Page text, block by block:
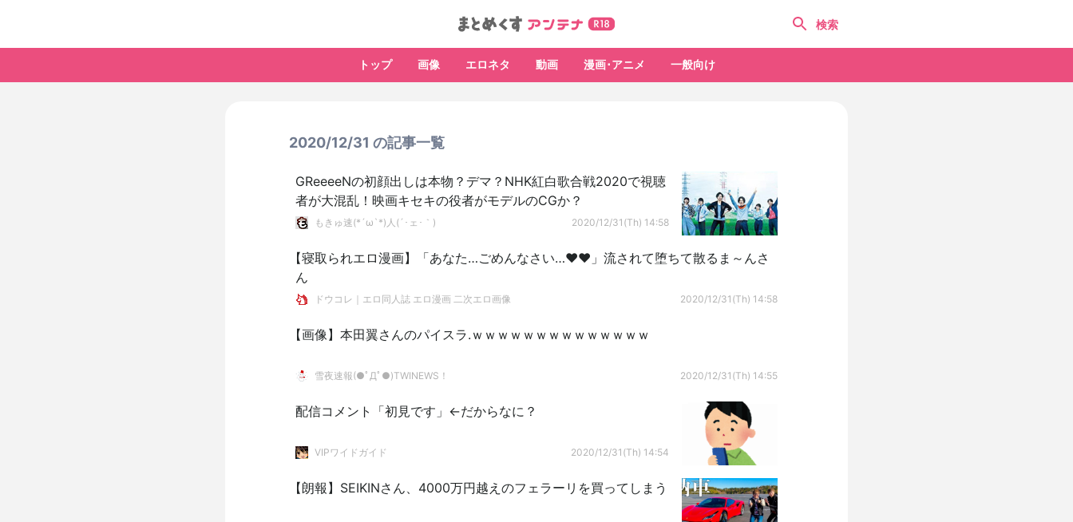
トップ 画像 エロネタ 動画 漫画･アニメ 一般向け
2020/12/31 の記事一覧
GReeeeNの初顔出しは本物？デマ？NHK紅白歌合戦2020で視聴
者が大混乱！映画キセキの役者がモデルのCGか？
もきゅ速(*´ω`*)人(´･ェ･｀) 2020/12/31(Th) 14:58
【寝取られエロ漫画】「あなた…ごめんなさい…♥♥」流されて堕ちて散るま～んさ
ん
ドウコレ｜エロ同人誌 エロ漫画 二次エロ画像 2020/12/31(Th) 14:58
【画像】本田翼さんのパイスラ.ｗｗｗｗｗｗｗｗｗｗｗｗｗｗ
雪夜速報(●ﾟДﾟ●)TWINEWS！ 2020/12/31(Th) 14:55
配信コメント「初見です」←だからなに？
VIPワイドガイド 2020/12/31(Th) 14:54
【朗報】SEIKINさん、4000万円越えのフェラーリを買ってしまう